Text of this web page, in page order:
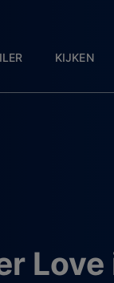
KIJKEN